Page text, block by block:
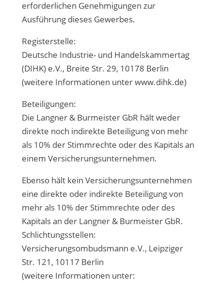
erforderlichen Genehmigungen zur
Ausführung dieses Gewerbes.
Registerstelle:
Deutsche Industrie- und Handelskammertag
(DIHK) e.V., Breite Str. 29, 10178 Berlin
(weitere Informationen unter www.dihk.de)
Beteiligungen:
Die Langner & Burmeister GbR hält weder
direkte noch indirekte Beteiligung von mehr
als 10% der Stimmrechte oder des Kapitals an
einem Versicherungsunternehmen.
Ebenso hält kein Versicherungsunternehmen
eine direkte oder indirekte Beteiligung von
mehr als 10% der Stimmrechte oder des
Kapitals an der Langner & Burmeister GbR.
Schlichtungsstellen:
Versicherungsombudsmann e.V., Leipziger
Str. 121, 10117 Berlin
(weitere Informationen unter: